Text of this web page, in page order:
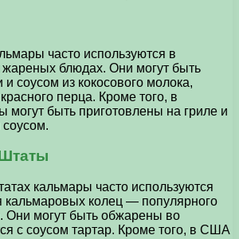
часто используются в
жареных блюдах. Они могут быть
соусом из кокосового молока,
перца. Кроме того, в
могут быть приготовлены на гриле и
кальмары часто используются
кальмаровых колец — популярного
Они могут быть обжарены во
с соусом тартар. Кроме того, в США